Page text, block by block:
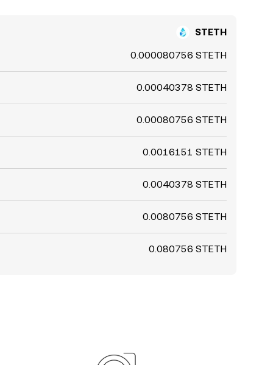
STETH
0.000080756 STETH
0.00040378 STETH
0.00080756 STETH
0.0016151 STETH
0.0040378 STETH
0.0080756 STETH
0.080756 STETH